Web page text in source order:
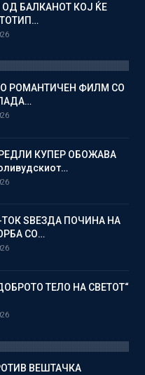
ОД БАЛКАНОТ КОЈ ЌЕ
РОМАНТИЧЕН ФИЛМ СО
КУПЕР ОБОЖАВА
ЅВЕЗДА ПОЧИНА НА
СО…
ТЕЛО НА СВЕТОТ“
ВЕШТАЧКА